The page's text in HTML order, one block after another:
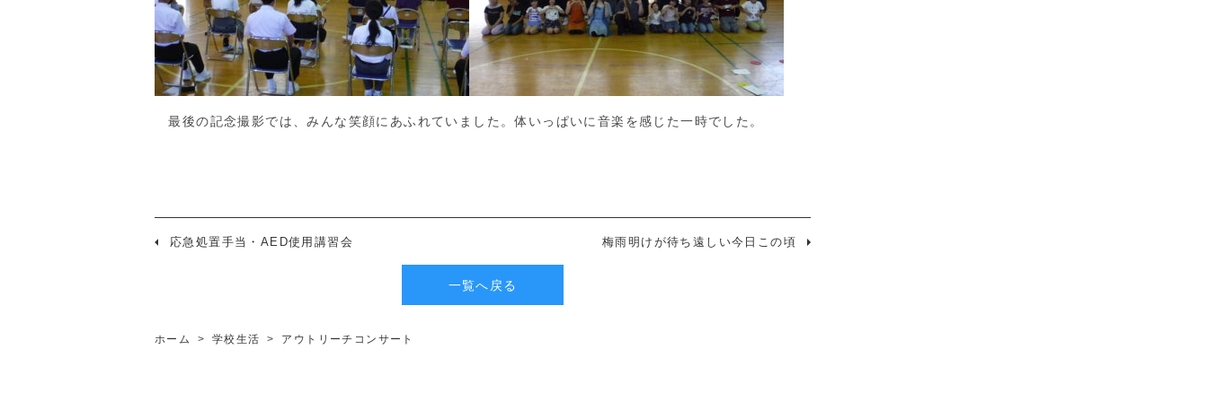
最後の記念撮影では、みんな笑顔にあふれていました。体いっぱいに音楽を感じた一時でした。
応急処置手当・AED使用講習会 梅雨明けが待ち遠しい今日この頃
一覧へ戻る
ホーム > 学校生活 > アウトリーチコンサート